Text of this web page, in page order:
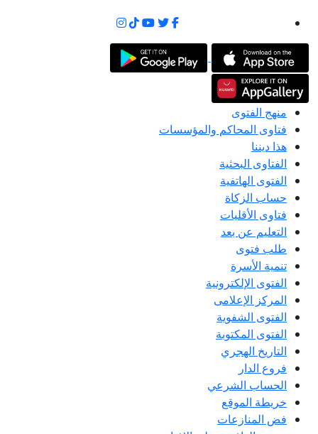
منهج الفتوى
فتاوى المحاكم والمؤسسات
هذا ديننا
الفتاوى البحثية
الفتوى الهاتفية
حساب الزكاة
فتاوى الأقليات
التعليم عن بعد
طلب فتوى
تنمية الأسرة
الفتوى الإلكترونية
المركز الإعلامى
الفتوى الشفوية
الفتوى المكتوبة
التاريخ الهجري
فروع الدار
الحساب الشرعي
خريطة الموقع
فض المنازعات